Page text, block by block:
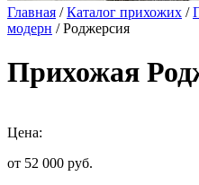
Главная /Каталог прихожих /
модерн / Роджерсия
Прихожая
Цена:
от 52 000 руб.